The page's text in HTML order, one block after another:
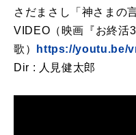
さだまさし「神さまの
VIDEO（映画『お終活
歌）
https://youtu.be/
Dir : 人見健太郎